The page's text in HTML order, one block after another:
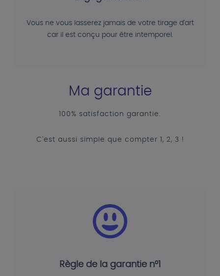
Vous ne vous lasserez jamais de votre tirage d'art
car il est conçu pour être intemporel.
Ma garantie
100% satisfaction garantie.
C'est aussi simple que compter 1, 2, 3 !
Règle de la garantie n°1